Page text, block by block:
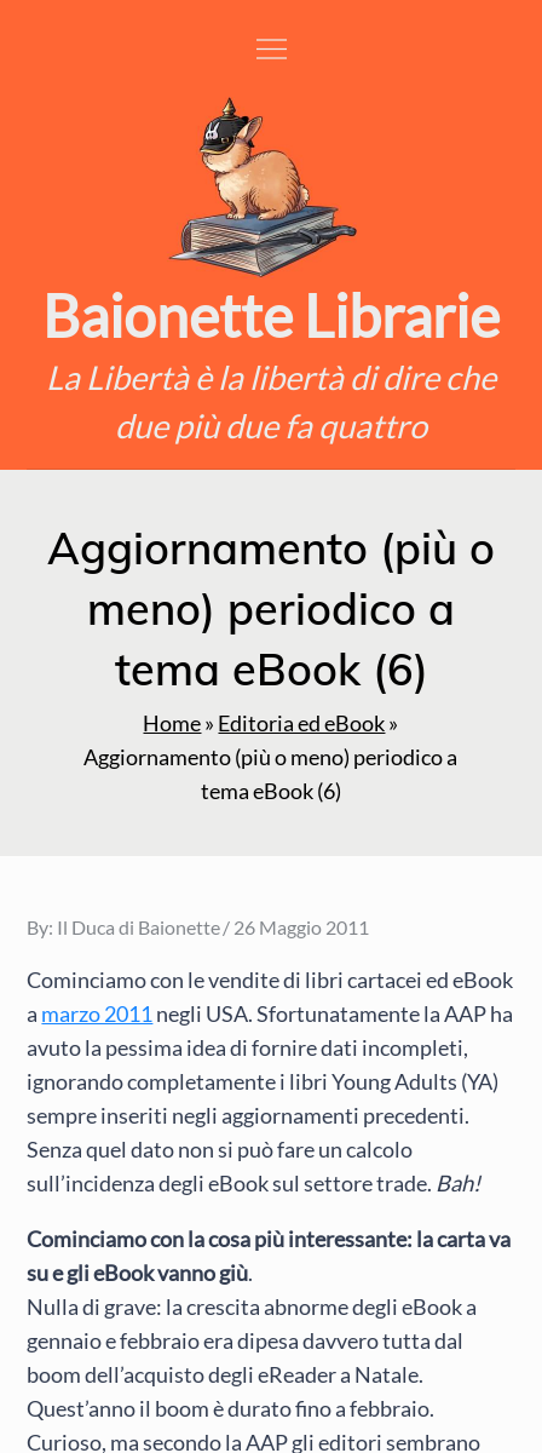
Baionette Librarie
La Libertà è la libertà di dire che
due più due fa quattro
Aggiornamento (più o
meno) periodico a
tema eBook (6)
Home» Editoria ed eBook»
Aggiornamento (più o meno) periodico a
tema eBook (6)
By: Il Duca di Baionette Posted
26 Maggio 2011
Cominciamo con le vendite di libri cartacei ed eBook
a marzo 2011 negli USA. Sfortunatamente la AAP ha
avuto la pessima idea di fornire dati incompleti,
ignorando completamente i libri Young Adults (YA)
sempre inseriti negli aggiornamenti precedenti.
Senza quel dato non si può fare un calcolo
sull’incidenza degli eBook sul settore trade. Bah!
Cominciamo con la cosa più interessante: la carta va
su e gli eBook vanno giù.
Nulla di grave: la crescita abnorme degli eBook a
gennaio e febbraio era dipesa davvero tutta dal
boom dell’acquisto degli eReader a Natale.
Quest’anno il boom è durato fino a febbraio.
Curioso, ma secondo la AAP gli editori sembrano